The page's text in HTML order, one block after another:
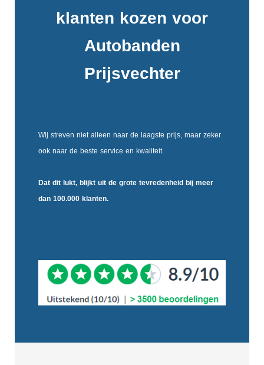
klanten kozen voor
Autobanden
Prijsvechter
Wij streven niet alleen naar de laagste prijs, maar zeker
ook naar de beste service en kwaliteit.
Dat dit lukt, blijkt uit de grote tevredenheidbij meer
dan 100.000 klanten.